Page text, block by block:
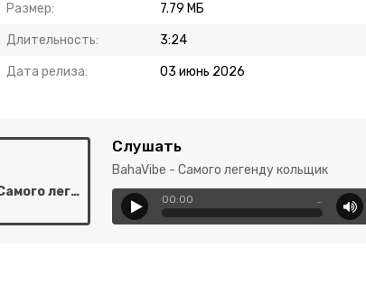
Размер: 7.79 МБ
Длительность: 3:24
Дата релиза: 03 июнь 2026
BahaVibe - Самого легенду кольщик
Слушать
BahaVibe - Самого легенду кольщик
00:00 …